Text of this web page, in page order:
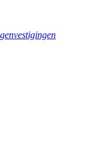
vestigingen